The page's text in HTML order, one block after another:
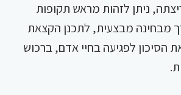
ניתן לזהות מראש תקופות
מבחינה מבצעית, לתכנן הקצאת
הסיכון לפגיעה בחיי אדם, ברכוש